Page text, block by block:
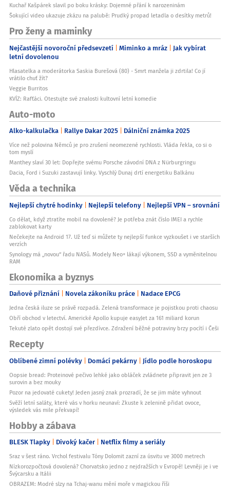
WiFi:
802.11 a/b/g/n/ac/6/7
GPS:
GPS / Glonass / Galileo / Beidou / QZSS / NavIC
Verze Bluetooth:
6.0
Stereo reproduktory:
Ano
Ne
Operační systém:
iOS
Počet SIM karet:
1
nanoSIM
Typ 2. SIM karty:
Hybridní slot:
Ne
Značka:
Apple
Konstrukce:
Dotykový displej
Odolnost telefonu:
Ano, IP68
Obchod s aplikacemi:
Nabíječka v balení:
Ne
Štítek:
Výprodej
Modelová řada:
iPhone 17
CPU:
Hexa-core
GPU:
5‑core GPU s Neuralním akcelerátorem
Kuchař Kašpárek slavil po boku krásky: Dojemné přání k narozeninám
Šokující video ukazuje zkázu na palubě: Prudký propad letadla o desítky metrů!
Pro ženy a maminky
Nejčastější novoroční předsevzetí Miminko a mráz Jak vybírat
letní dovolenou
Hlasatelka a moderátorka Saskia Burešová (80) - Smrt manžela ji zdrtila! Co jí
vrátilo chuť žít?
Veggie Burritos
KVÍZ: Rafťáci. Otestujte své znalosti kultovní letní komedie
Auto-moto
Alko-kalkulačka Rallye Dakar 2025 Dálniční známka 2025
Více než polovina Němců je pro zrušení neomezené rychlosti. Vláda řekla, co si o
tom myslí
Manthey slaví 30 let: Dopřejte svému Porsche závodní DNA z Nürburgringu
Dacia, Ford i Suzuki zastavují linky. Vyschlý Dunaj drtí energetiku Balkánu
Věda a technika
Nejlepší chytré hodinky Nejlepší telefony Nejlepší VPN – srovnání
Co dělat, když ztratíte mobil na dovolené? Je potřeba znát číslo IMEI a rychle
zablokovat karty
Nečekejte na Android 17. Už teď si můžete ty nejlepší funkce vyzkoušet i ve starších
verzích
Synology má „novou“ řadu NASů. Modely Neo+ lákají výkonem, SSD a vyměnitelnou
RAM
Ekonomika a byznys
Daňové přiznání Novela zákoníku práce Nadace EPCG
Jedna česká iluze se právě rozpadá. Zelená transformace je pojistkou proti chaosu
Obří obchod v letectví. Americké Apollo kupuje easyJet za 161 miliard korun
Tekuté zlato opět dostojí své přezdívce. Zdražení běžné potraviny brzy pocítí i Češi
Recepty
Oblíbené zimní polévky Domácí pekárny Jídlo podle horoskopu
Oopsie bread: Proteinové pečivo lehké jako obláček zvládnete připravit jen ze 3
surovin a bez mouky
Pozor na jedovaté cukety! Jeden jasný znak prozradí, že se jim máte vyhnout
Svěží letní saláty, které vás v horku neunaví: Zkuste k zelenině přidat ovoce,
výsledek vás mile překvapí!
Hobby a zábava
BLESK Tlapky Divoký kačer Netflix filmy a seriály
Sraz v šest ráno. Vrchol festivalu Tóny Dolomit zazní za úsvitu ve 3000 metrech
Nízkorozpočtová dovolená? Chorvatsko jedno z nejdražších v Evropě! Levněji je i ve
Švýcarsku a Itálii
OBRAZEM: Modré slzy na Tchaj-wanu mění moře v magickou říši